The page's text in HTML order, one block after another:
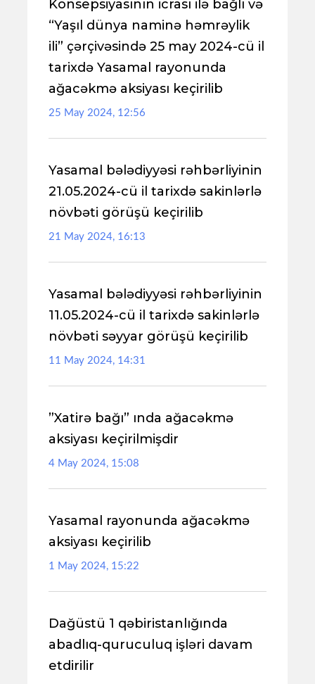
Konsepsiyasının icrası ilə bağlı və
“Yaşıl dünya naminə həmrəylik
ili” çərçivəsində 25 may 2024-cü il
tarixdə Yasamal rayonunda
ağacəkmə aksiyası keçirilib
25 May 2024, 12:56
Yasamal bələdiyyəsi rəhbərliyinin
21.05.2024-cü il tarixdə sakinlərlə
növbəti görüşü keçirilib
21 May 2024, 16:13
Yasamal bələdiyyəsi rəhbərliyinin
11.05.2024-cü il tarixdə sakinlərlə
növbəti səyyar görüşü keçirilib
11 May 2024, 14:31
”Xatirə bağı” ında ağacəkmə
aksiyası keçirilmişdir
4 May 2024, 15:08
Yasamal rayonunda ağacəkmə
aksiyası keçirilib
1 May 2024, 15:22
Dağüstü 1 qəbiristanlığında
abadlıq-quruculuq işləri davam
etdirilir